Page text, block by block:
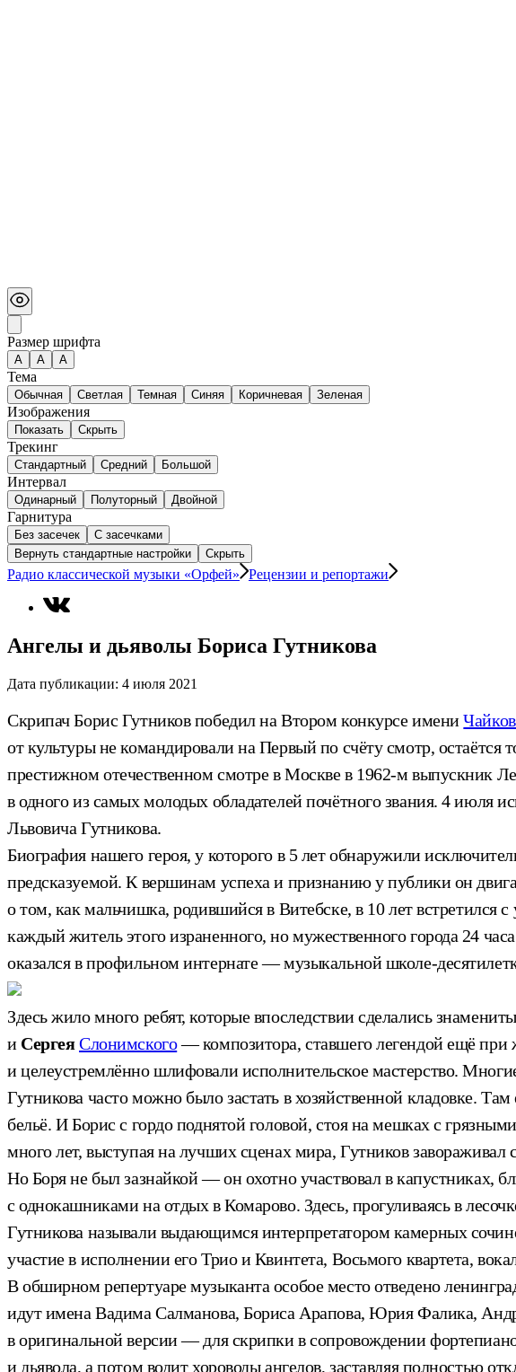
Размер шрифта
А A A
Тема
Обычная Светлая Темная Синяя Коричневая Зеленая
Изображения
Показать Скрыть
Трекинг
Стандартный Средний Большой
Интервал
Одинарный Полуторный Двойной
Гарнитура
Без засечек
С засечками
Вернуть стандартные настройки
Скрыть
Радио классической музыки «Орфей» Рецензии и репортажи
Ангелы и дьяволы Бориса Гутникова
Дата публикации: 4 июля 2021
Скрипач Борис Гутников победил на Втором конкурсе имени
от культуры не командировали на Первый по счёту смотр,
престижном отечественном смотре в Москве в 1962-м выпускник
в одного из самых молодых обладателей почётного звания. 4 июля
Львовича Гутникова.
Биография нашего героя, у которого в 5 лет обнаружили
предсказуемой. К вершинам успеха и признанию у публики он
о том, как мальчишка, родившийся в Витебске, в 10 лет
каждый житель этого израненного, но мужественного города 24
оказался в профильном интернате — музыкальной школе-
Здесь жило много ребят, которые впоследствии сделались
иСергеяСлонимского— композитора, ставшего легендой ещё при
и целеустремлённо шлифовали исполнительское мастерство.
Гутникова часто можно было застать в хозяйственной кладовке.
бельё. И Борис с гордо поднятой головой, стоя на мешках с
много лет, выступая на лучших сценах мира, Гутников
Но Боря не был зазнайкой — он охотно участвовал в капустниках,
с однокашниками на отдых в Комарово. Здесь, прогуливаясь в
Гутникова называли выдающимся интерпретатором камерных
участие в исполнении его Трио и Квинтета, Восьмого квартета,
В обширном репертуаре музыканта особое место отведено
идут имена Вадима Салманова, Бориса Арапова, Юрия Фалика,
в оригинальной версии — для скрипки в сопровождении
и дьявола, а потом водит хороводы ангелов, заставляя полностью